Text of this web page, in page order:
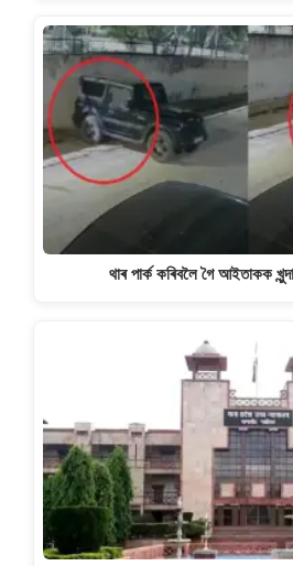
থাৰ পাৰ্ক কৰিবলৈ গৈ আইতাকক